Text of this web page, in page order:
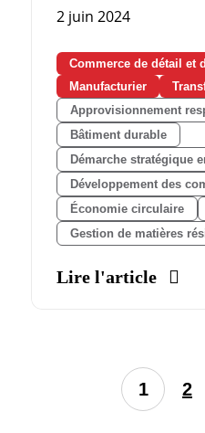
2 juin 2024
Commerce de détail et
Manufacturier
Approvisionnement
Bâtiment durable
Démarche stratégique
Développement des
Économie circulaire
Gestion de matières
Lire l'article
1 2